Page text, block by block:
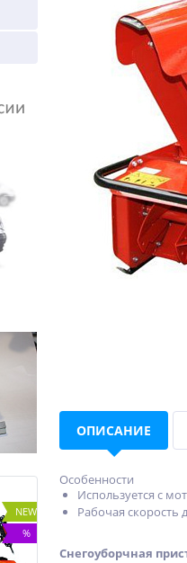
NEW
ОПИСАНИЕ
Особенности
Используется с
Рабочая скорость
Снегоуборчная